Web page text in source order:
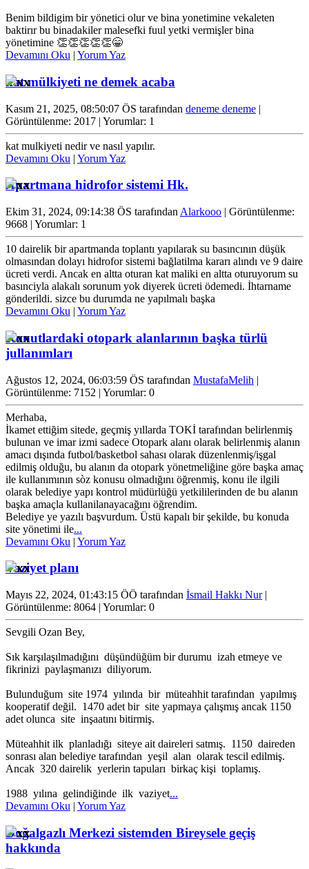
Benim bildigim bir yönetici olur ve bina yonetimine vekaleten
baktirır bu binadakiler malesefki fuul yetki vermişler bina
yönetimine 👏👏👏👏👏😁
Devamını Oku | Yorum Yaz
kat mülkiyeti ne demek acaba
Kasım 21, 2025, 08:50:07 ÖS tarafından deneme deneme |
Görüntülenme: 2017 | Yorumlar: 1
kat mulkiyeti nedir ve nasıl yapılır.
Devamını Oku | Yorum Yaz
Apartmana hidrofor sistemi Hk.
Ekim 31, 2024, 09:14:38 ÖS tarafından Alarkooo | Görüntülenme:
9668 | Yorumlar: 1
10 dairelik bir apartmanda toplantı yapılarak su basıncının düşük
olmasından dolayı hidrofor sistemi bağlatilma kararı alındı ve 9 daire
ücreti verdi. Ancak en altta oturan kat maliki en altta oturuyorum su
basınciyla alakalı sorunum yok diyerek ücreti ödemedi. İhtarname
gönderildi. sizce bu durumda ne yapılmalı başka
Devamını Oku | Yorum Yaz
Konutlardaki otopark alanlarının başka türlü
jullanımları
Ağustos 12, 2024, 06:03:59 ÖS tarafından MustafaMelih |
Görüntülenme: 7152 | Yorumlar: 0
Merhaba,
İkamet ettiğim sitede, geçmiş yıllarda TOKİ tarafından belirlenmiş
bulunan ve imar izmi sadece Otopark alanı olarak belirlenmiş alanın
amacı dışında futbol/basketbol sahası olarak düzenlenmiş/işgal
edilmiş olduğu, bu alanın da otopark yönetmeliğine göre başka amaç
ile kullanımının sòz konusu olmadığını öğrenmiş, konu ile ilgili
olarak belediye yapı kontrol müdürlüğü yetkililerinden de bu alanın
başka amaçla kullanilanayacağını öğrendim.
Belediye ye yazılı başvurdum. Üstü kapalı bir şekilde, bu konuda
site yönetimi ile...
Devamını Oku | Yorum Yaz
Vaziyet planı
Mayıs 22, 2024, 01:43:15 ÖÖ tarafından İsmail Hakkı Nur|
Görüntülenme: 8064 | Yorumlar: 0
Sevgili Ozan Bey,
Sık karşılaşılmadığını düşündüğüm bir durumu izah etmeye ve
fikrinizi paylaşmanızı diliyorum.
Bulunduğum site 1974 yılında bir müteahhit tarafından yapılmış
kooperatif değil. 1470 adet bir site yapmaya çalışmış ancak 1150
adet olunca site inşaatını bitirmiş.
Müteahhit ilk planladığı siteye ait daireleri satmış. 1150 daireden
sonrası alan belediye tarafından yeşil alan olarak tescil edilmiş.
Ancak 320 dairelik yerlerin tapuları birkaç kişi toplamış.
1988 yılına gelindiğinde ilk vaziyet...
Devamını Oku | Yorum Yaz
Doğalgazlı Merkezi sistemden Bireysele geçiş
hakkında